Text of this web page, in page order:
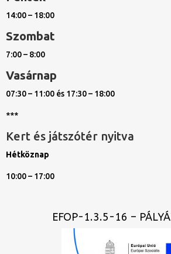
14:00 – 18:00
Szombat
7:00 – 8:00
Vasárnap
07:30 – 11:00 és 17:30 – 18:00
***
Kert és játszótér nyitva
Hétköznap
10:00 – 17:00
EFOP-1.3.5-16 –